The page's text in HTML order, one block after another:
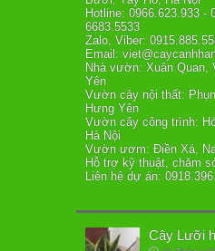
Hotline: 0966.623.933 -
6683.5533
Zalo, Viber:
Email:
Nhà vườn: Xuân Quan,
Yên
Vườn cây nội thất:
Hưng Yên
Vườn cây công trình:
Hà Nội
Vườn ươm: Điền Xá,
Hỗ trợ kỹ thuật, chăm
Liên hệ dự án:
Cây Lưỡi